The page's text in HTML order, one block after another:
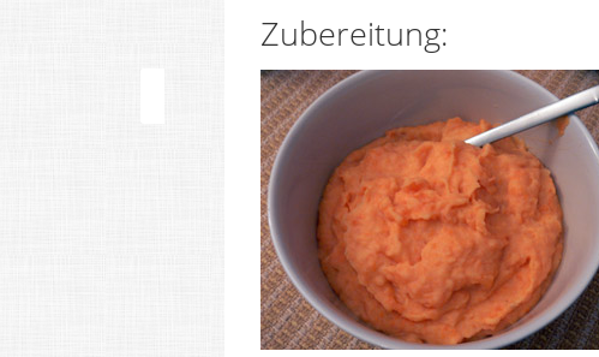
Zubereitung: